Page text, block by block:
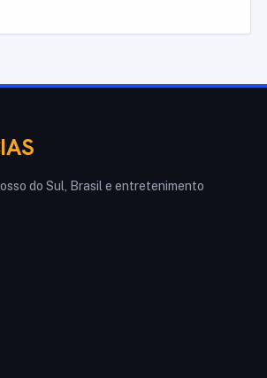
do Sul, Brasil e entretenimento